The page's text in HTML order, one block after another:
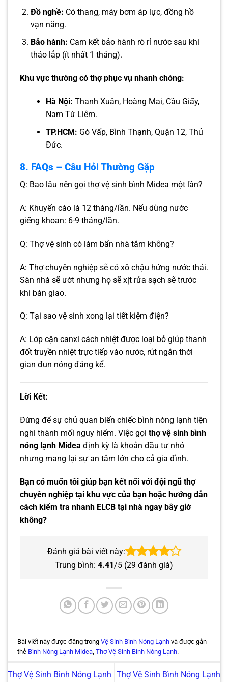
Đồ nghề: Có thang, máy bơm áp lực, đồng hồ
vạn năng.
Bảo hành: Cam kết bảo hành rò rỉ nước sau khi
tháo lắp (ít nhất 1 tháng).
Khu vực thường có thợ phục vụ nhanh chóng:
Hà Nội: Thanh Xuân, Hoàng Mai, Cầu Giấy,
Nam Từ Liêm.
TP.HCM: Gò Vấp, Bình Thạnh, Quận 12, Thủ
Đức.
8. FAQs – Câu Hỏi Thường Gặp
Q: Bao lâu nên gọi thợ vệ sinh bình Midea một lần?
A: Khuyến cáo là 12 tháng/lần. Nếu dùng nước
giếng khoan: 6-9 tháng/lần.
Q: Thợ vệ sinh có làm bẩn nhà tắm không?
A: Thợ chuyên nghiệp sẽ có xô chậu hứng nước thải.
Sàn nhà sẽ ướt nhưng họ sẽ xịt rửa sạch sẽ trước
khi bàn giao.
Q: Tại sao vệ sinh xong lại tiết kiệm điện?
A: Lớp cặn canxi cách nhiệt được loại bỏ giúp thanh
đốt truyền nhiệt trực tiếp vào nước, rút ngắn thời
gian đun nóng đáng kể.
Lời Kết:
Đừng để sự chủ quan biến chiếc bình nóng lạnh tiện
nghi thành mối nguy hiểm. Việc gọi thợ vệ sinh bình
nóng lạnh Midea định kỳ là khoản đầu tư nhỏ
nhưng mang lại sự an tâm lớn cho cả gia đình.
Bạn có muốn tôi giúp bạn kết nối với đội ngũ thợ
chuyên nghiệp tại khu vực của bạn hoặc hướng dẫn
cách kiểm tra nhanh ELCB tại nhà ngay bây giờ
không?
Đánh giá bài viết này:
Trung bình: 4.41/5 (29 đánh giá)
Bài viết này được đăng trongVệ Sinh Bình Nóng Lạnh và được gắn
thẻ Bình Nóng Lạnh Midea ,Thợ Vệ Sinh Bình Nóng Lạnh.
Thợ Vệ Sinh Bình Nóng Lạnh Thợ Vệ Sinh Bình Nóng Lạnh